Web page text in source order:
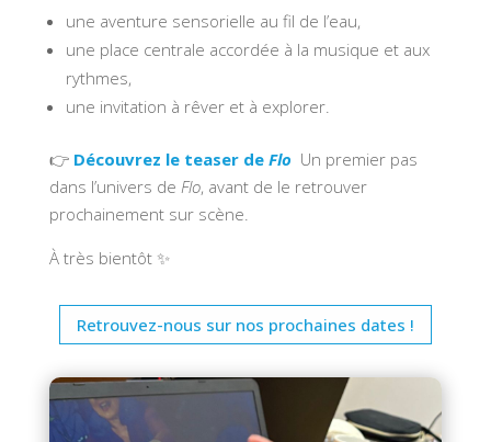
une aventure sensorielle au fil de l’eau,
une place centrale accordée à la musique et aux
rythmes,
une invitation à rêver et à explorer.
👉 Découvrez le teaser de Flo Un premier pas
dans l’univers de Flo, avant de le retrouver
prochainement sur scène.
À très bientôt ✨
Retrouvez-nous sur nos prochaines dates !